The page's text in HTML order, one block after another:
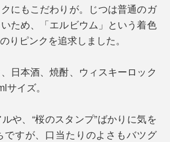
にもこだわりが。じつは普通のガ
ため、「エルビウム」という着色
りピンクを追求しました。
日本酒、焼酎、ウィスキーロック
イズ。
や、“桜のスタンプ”ばかりに気を
ですが、口当たりのよさもバツグ